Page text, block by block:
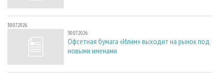
30.07.2026
30.07.2026
Офсетная бумага «Илим» выходит на рынок под
новыми именами